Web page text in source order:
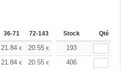
36-71 72-143 144-287 288 +
Stock Qté
21.84 € 20.55 € 19.27€
193
21.84 € 20.55 € 19.27€
406